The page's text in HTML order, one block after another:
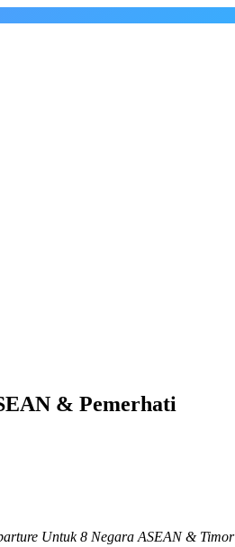
& Pemerhati
Untuk 8 Negara ASEAN &